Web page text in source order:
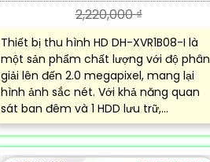
2,220,000 ₫
Thiết bị thu hình HD DH-XVR1B08-I là
một sản phẩm chất lượng với độ phân
giải lên đến 2.0 megapixel, mang lại
hình ảnh sắc nét. Với khả năng quan
sát ban đêm và 1 HDD lưu trữ,...